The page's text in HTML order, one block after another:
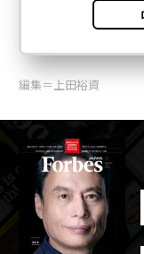
編集＝上田裕資